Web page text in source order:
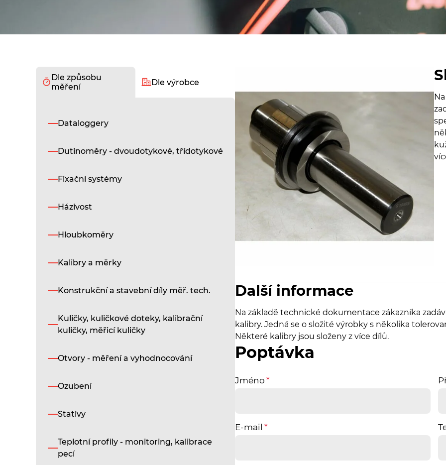
Dle způsobu
měření
Dle výrobce
Dataloggery
Dutinoměry - dvoudotykové, třídotykové
Fixační systémy
Házivost
Hloubkoměry
Kalibry a měrky
Konstrukční a stavební díly měř. tech.
Kuličky, kuličkové doteky, kalibrační
kuličky, měřicí kuličky
Otvory - měření a vyhodnocování
Ozubení
Stativy
Teplotní profily - monitoring, kalibrace
pecí
Další informace
Na základě technické dokumentace zákazníka
kalibry. Jedná se o složité výrobky s několika
Některé kalibry jsou složeny z více dílů.
Poptávka
Jméno
E-mail